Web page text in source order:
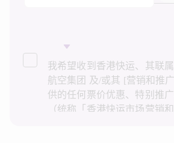
我希望收到香港快运、其联
航空集团 及/或其 [营销和推
供的任何票价优惠、特别推
（统称「香港快运市场营销